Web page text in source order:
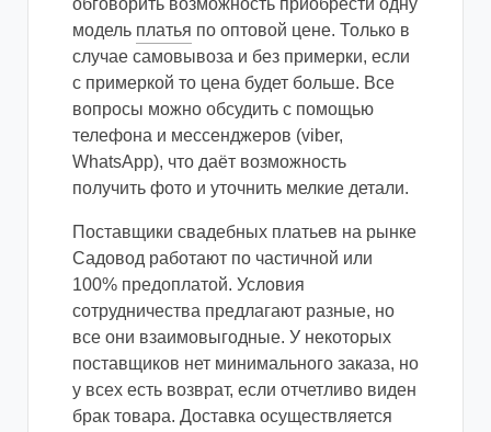
обговорить возможность приобрести одну
модель платья по оптовой цене. Только в
случае самовывоза и без примерки, если
с примеркой то цена будет больше. Все
вопросы можно обсудить с помощью
телефона и мессенджеров (viber,
WhatsApp), что даёт возможность
получить фото и уточнить мелкие детали.
Поставщики свадебных платьев на рынке
Садовод работают по частичной или
100% предоплатой. Условия
сотрудничества предлагают разные, но
все они взаимовыгодные. У некоторых
поставщиков нет минимального заказа, но
у всех есть возврат, если отчетливо виден
брак товара. Доставка осуществляется